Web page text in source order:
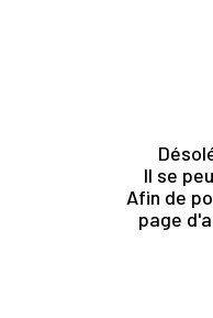
Il se
Afin de
page